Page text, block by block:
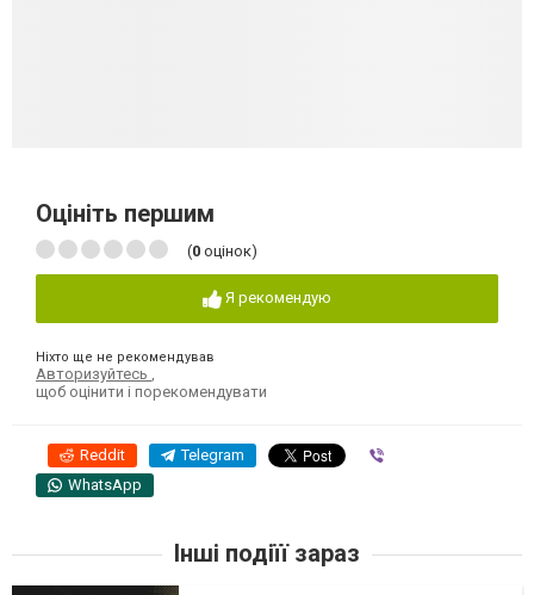
Оцініть першим
(0 оцінок)
Я рекомендую
Ніхто ще не рекомендував
Авторизуйтесь
щоб оцінити і порекомендувати
Reddit Telegram
WhatsApp
Інші подіїї зараз